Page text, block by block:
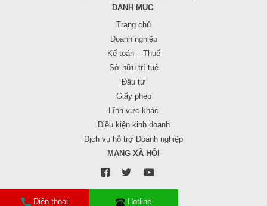
Điện thoại Hotline
DANH MỤC
Trang chủ
Doanh nghiệp
Kế toán – Thuế
Sở hữu trí tuệ
Đầu tư
Giấy phép
Lĩnh vực khác
Điều kiện kinh doanh
Dịch vụ hỗ trợ Doanh nghiệp
MẠNG XÃ HỘI